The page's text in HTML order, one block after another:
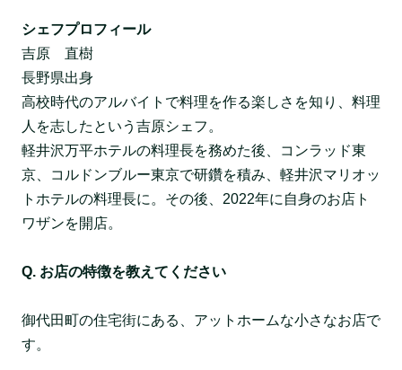
シェフプロフィール
吉原 直樹
長野県出身
高校時代のアルバイトで料理を作る楽しさを知り、料理
人を志したという吉原シェフ。
軽井沢万平ホテルの料理長を務めた後、コンラッド東
京、コルドンブルー東京で研鑽を積み、軽井沢マリオッ
トホテルの料理長に。その後、2022年に自身のお店ト
ワザンを開店。
Q. お店の特徴を教えてください
御代田町の住宅街にある、アットホームな小さなお店で
す。